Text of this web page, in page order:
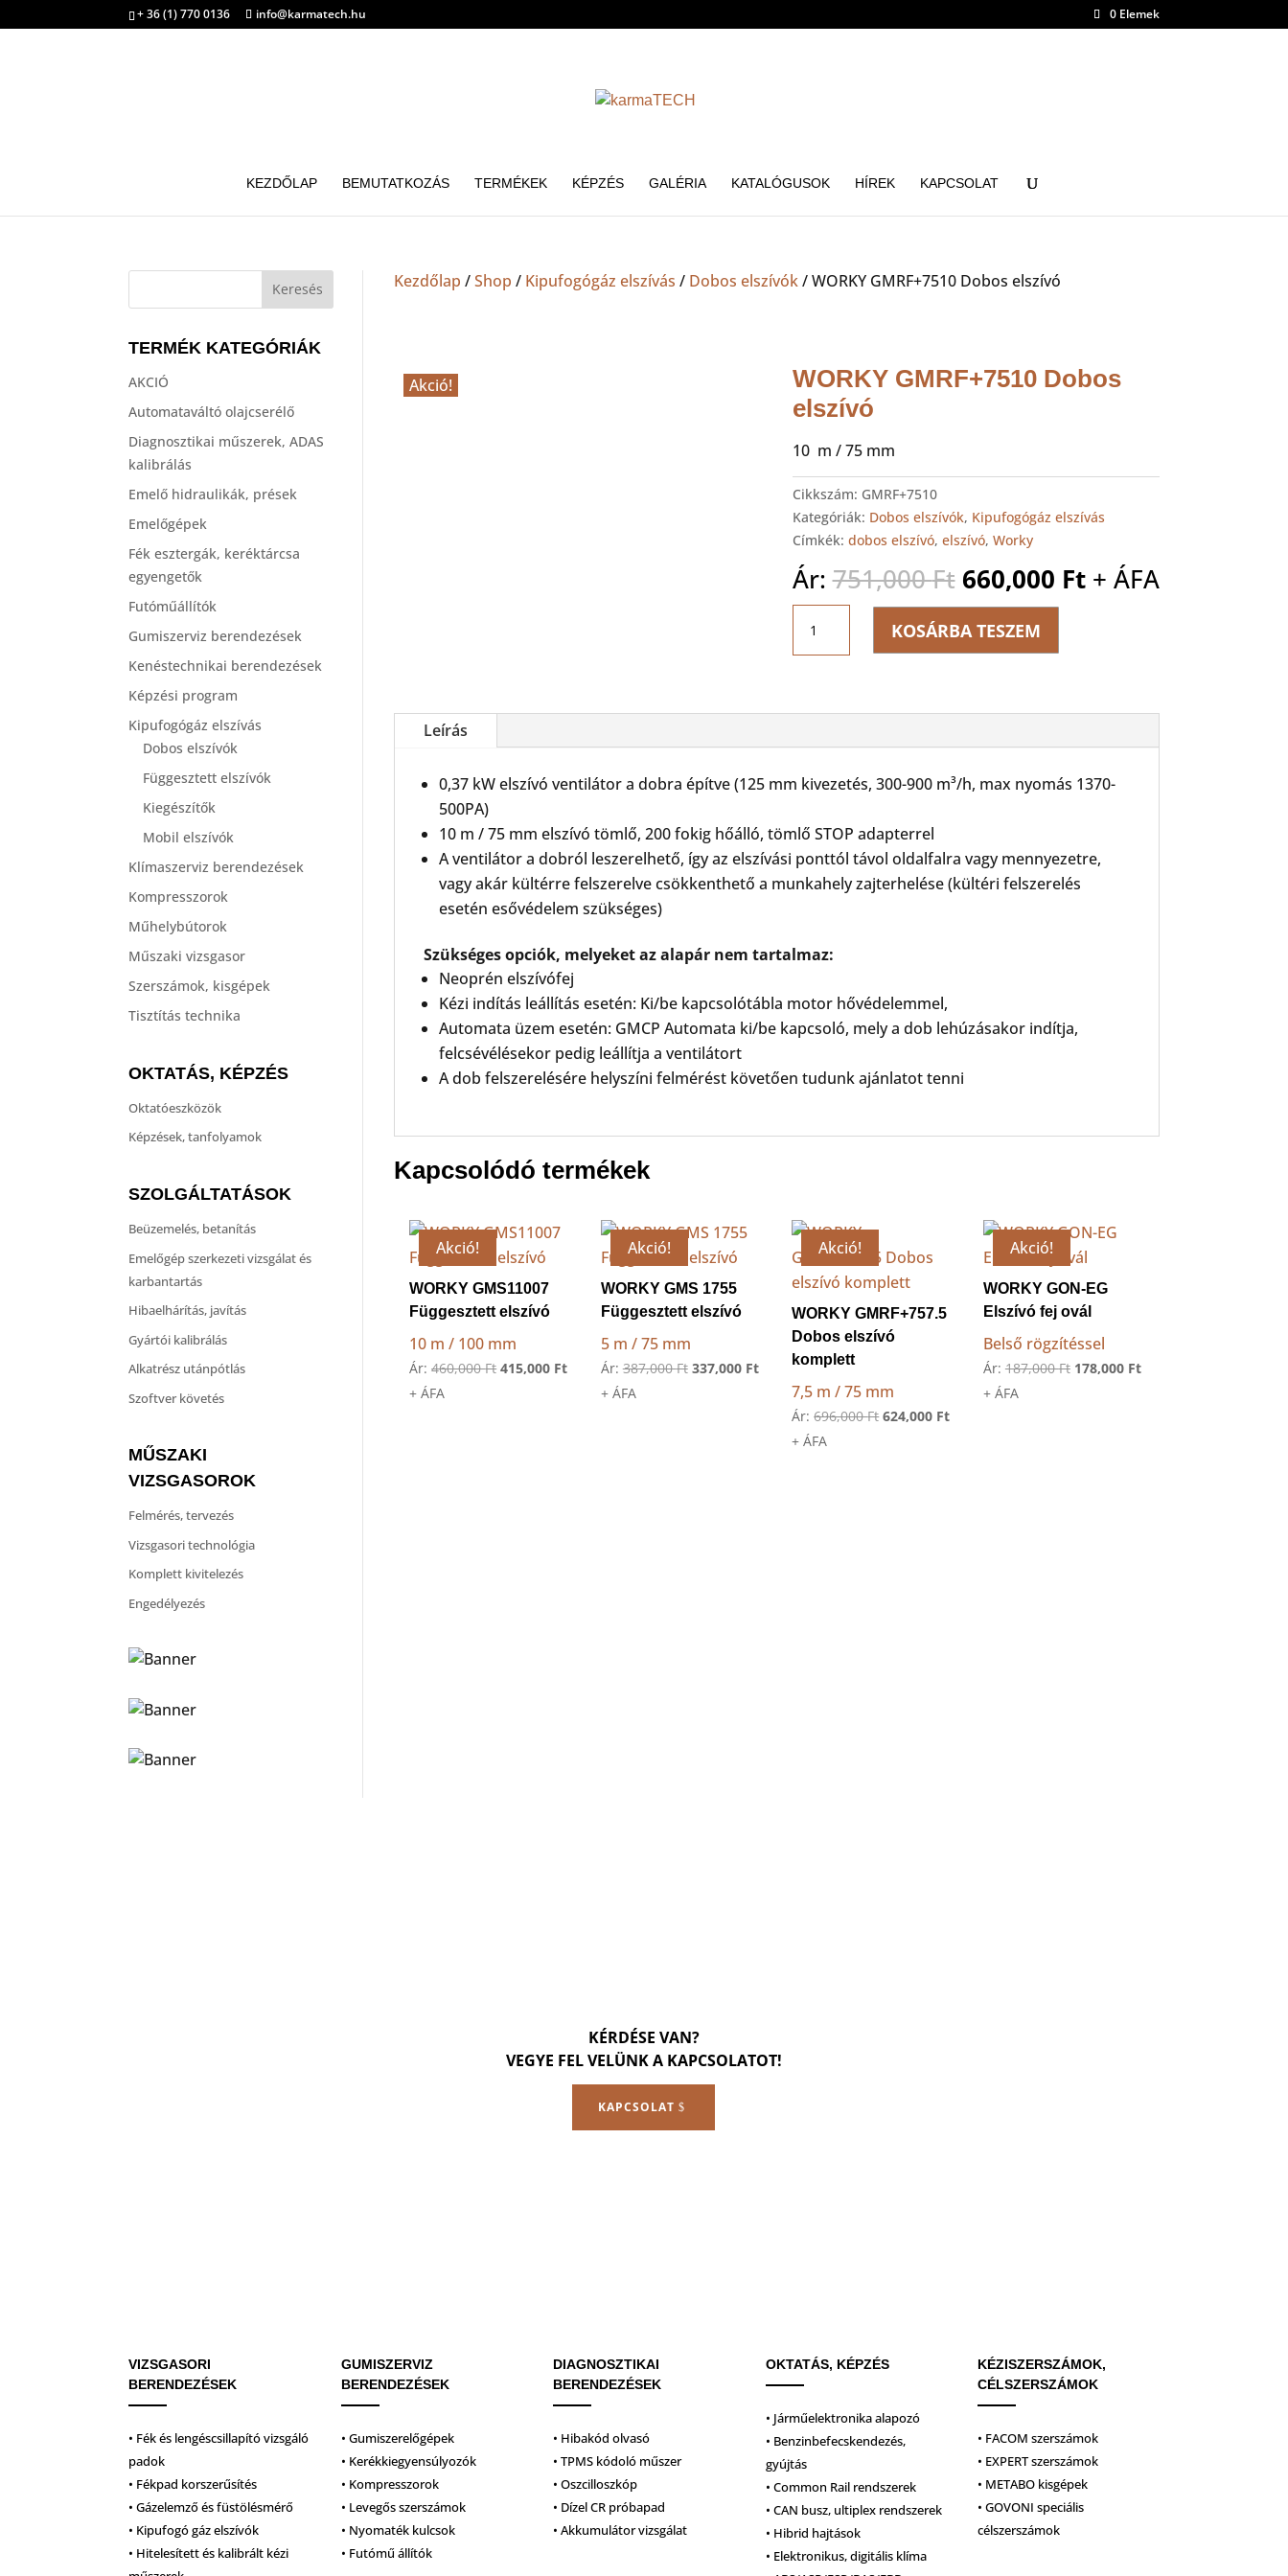
+ 36 (1) 770 0136 info@karmatech.hu 0 Elemek
KEZDŐLAP BEMUTATKOZÁS TERMÉKEK KÉPZÉS GALÉRIA KATALÓGUSOK HÍREK KAPCSOLAT
TERMÉK KATEGÓRIÁK
AKCIÓ
Automataváltó olajcserélő
Diagnosztikai műszerek, ADAS
kalibrálás
Emelő hidraulikák, prések
Emelőgépek
Fék esztergák, keréktárcsa
egyengetők
Futóműállítók
Gumiszerviz berendezések
Kenéstechnikai berendezések
Képzési program
Kipufogógáz elszívás
Dobos elszívók
Függesztett elszívók
Kiegészítők
Mobil elszívók
Klímaszerviz berendezések
Kompresszorok
Műhelybútorok
Műszaki vizsgasor
Szerszámok, kisgépek
Tisztítás technika
OKTATÁS, KÉPZÉS
Oktatóeszközök
Képzések, tanfolyamok
SZOLGÁLTATÁSOK
Beüzemelés, betanítás
Emelőgép szerkezeti vizsgálat és
karbantartás
Hibaelhárítás, javítás
Gyártói kalibrálás
Alkatrész utánpótlás
Szoftver követés
MŰSZAKI
VIZSGASOROK
Felmérés, tervezés
Vizsgasori technológia
Komplett kivitelezés
Engedélyezés
Kezdőlap /Shop / Kipufogógáz elszívás / Dobos elszívók/ WORKY GMRF+7510 Dobos elszívó
Akció!
WORKY GMRF+7510 Dobos
elszívó
10 m / 75 mm
Cikkszám: GMRF+7510
Kategóriák: Dobos elszívók, Kipufogógáz elszívás
Címkék: dobos elszívó, elszívó, Worky
Ár:751,000Ft Original
price
was:
751,000 Ft.
660,000 FtCurrent
+ ÁFA
GMRF+7510
Dobos
KOSÁRBA TESZEM
Leírás
0,37 kW elszívó ventilátor a dobra építve (125 mm kivezetés, 300-900 m³/h, max nyomás 1370-
500PA)
10 m / 75 mm elszívó tömlő, 200 fokig hőálló, tömlő STOP adapterrel
A ventilátor a dobról leszerelhető, így az elszívási ponttól távol oldalfalra vagy mennyezetre,
vagy akár kültérre felszerelve csökkenthető a munkahely zajterhelése (kültéri felszerelés
esetén esővédelem szükséges)
Szükséges opciók, melyeket az alapár nem tartalmaz:
Neoprén elszívófej
Kézi indítás leállítás esetén: Ki/be kapcsolótábla motor hővédelemmel,
Automata üzem esetén: GMCP Automata ki/be kapcsoló, mely a dob lehúzásakor indítja,
felcsévélésekor pedig leállítja a ventilátort
A dob felszerelésére helyszíni felmérést követően tudunk ajánlatot tenni
Kapcsolódó termékek
Akció!
WORKY GMS11007
Függesztett elszívó
10 m / 100 mm
Ár:460,000Ft Original
415,000 FtCurrent
+ ÁFA
Akció!
WORKY GMS 1755
Függesztett elszívó
5 m / 75 mm
Ár:387,000Ft Original
337,000 FtCurrent
337,000 Ft.
+ ÁFA
Akció!
WORKY GMRF+757.5
Dobos elszívó
komplett
7,5 m / 75 mm
Ár:696,000FtOriginal
624,000 FtCurrent
+ ÁFA
Akció!
WORKY GON-EG
Elszívó fej ovál
Belső rögzítéssel
Ár: 187,000Ft Original
178,000 FtCurrent
+ ÁFA
KÉRDÉSE VAN?
VEGYE FEL VELÜNK A KAPCSOLATOT!
KAPCSOLAT
VIZSGASORI
BERENDEZÉSEK
• Fék és lengéscsillapító vizsgáló
padok
• Fékpad korszerűsítés
• Gázelemző és füstölésmérő
• Kipufogó gáz elszívók
• Hitelesített és kalibrált kézi
GUMISZERVIZ
BERENDEZÉSEK
• Gumiszerelőgépek
• Kerékkiegyensúlyozók
• Kompresszorok
• Levegős szerszámok
• Nyomaték kulcsok
• Futómű állítók
DIAGNOSZTIKAI
BERENDEZÉSEK
• Hibakód olvasó
• TPMS kódoló műszer
• Oszcilloszkóp
• Dízel CR próbapad
• Akkumulátor vizsgálat
OKTATÁS, KÉPZÉS
• Járműelektronika alapozó
• Benzinbefecskendezés,
gyújtás
• Common Rail rendszerek
• CAN busz, ultiplex rendszerek
• Hibrid hajtások
• Elektronikus, digitális klíma
KÉZISZERSZÁMOK,
CÉLSZERSZÁMOK
• FACOM szerszámok
• EXPERT szerszámok
• METABO kisgépek
• GOVONI speciális
célszerszámok